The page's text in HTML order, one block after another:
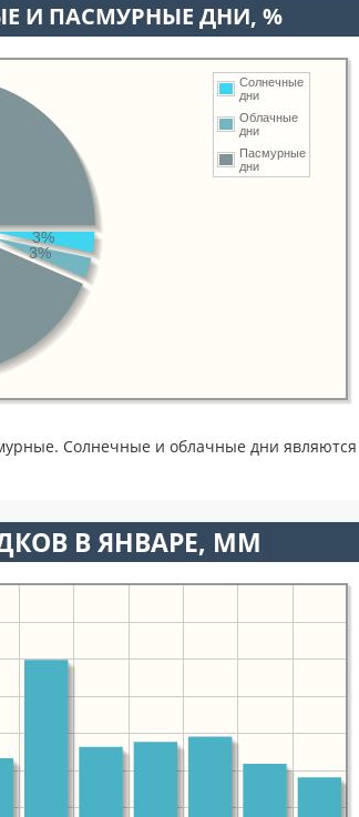
И ПАСМУРНЫЕ ДНИ, %
Солнечные
дни
Облачные
дни
Пасмурные
дни
3%
3%
Солнечные и облачные дни являются
В ЯНВАРЕ, ММ